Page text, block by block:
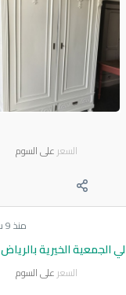
السعر على السوم
منذ 9 ساعات
الخيرية بالرياض 0550516340
السعر على السوم